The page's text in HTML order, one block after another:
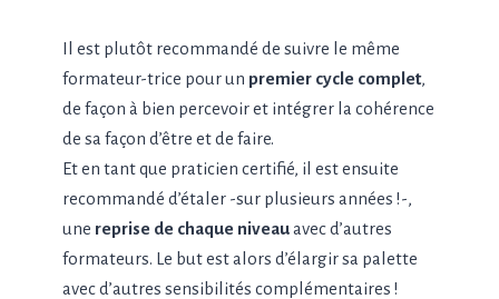
Il est plutôt recommandé de suivre le même
formateur-trice pour un premier cycle complet,
de façon à bien percevoir et intégrer la cohérence
de sa façon d’être et de faire.
Et en tant que praticien certifié, il est ensuite
recommandé d’étaler -sur plusieurs années !-,
une reprise de chaque niveauavec d’autres
formateurs. Le but est alors d’élargir sa palette
avec d’autres sensibilités complémentaires !